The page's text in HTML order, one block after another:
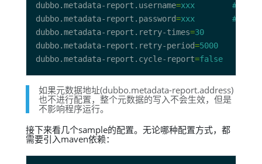
dubbo.metadata-report.username=xxx        ##非必
dubbo.metadata-report.password=xxx        ##非必
dubbo.metadata-report.retry-times=30       ##非必
dubbo.metadata-report.retry-period=5000    ##非
dubbo.metadata-report.cycle-report=false   ##非
如果元数据地址(dubbo.metadata-report.address)
也不进行配置，整个元数据的写入不会生效，但是
不影响程序运行。
接下来看几个sample的配置。无论哪种配置方式，都
需要引入maven依赖：